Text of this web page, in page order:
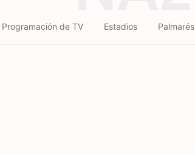
Programación de TV Estadios Palmarés